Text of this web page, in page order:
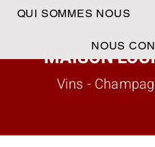
MAISON
Vins -
QUI SOMMES NOUS
NOUS